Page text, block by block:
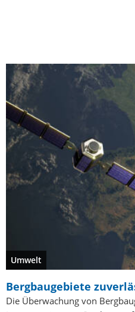
Umwelt
Bergbaugebiete
Die Überwachung von